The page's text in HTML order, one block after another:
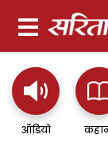
ऑडियो